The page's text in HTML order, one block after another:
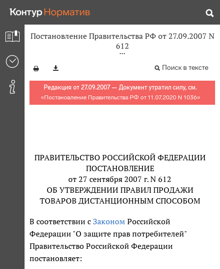
Постановление Правительства РФ от 27.09.2007 N
612
Поиск в тексте
Редакция от 27.09.2007 — Документ утратил силу, см.
«Постановление Правительства РФ от 11.07.2020 N 1036»
ПРАВИТЕЛЬСТВО РОССИЙСКОЙ ФЕДЕРАЦИИ
ПОСТАНОВЛЕНИЕ
от 27 сентября 2007 г. N 612
ОБ УТВЕРЖДЕНИИ ПРАВИЛ ПРОДАЖИ
ТОВАРОВ ДИСТАНЦИОННЫМ СПОСОБОМ
В соответствии с Законом Российской
Федерации "О защите прав потребителей"
Правительство Российской Федерации
постановляет: